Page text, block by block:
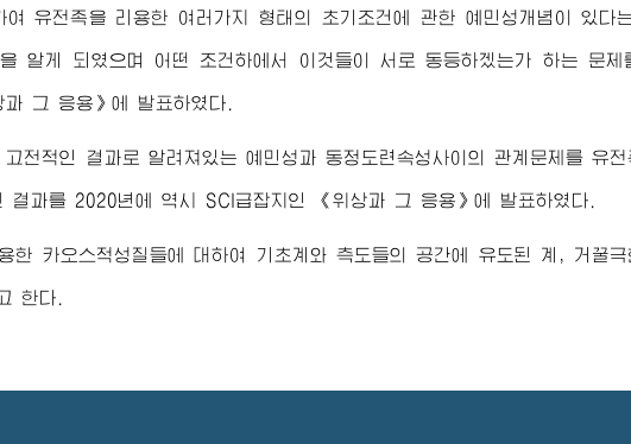
여 유전족을 리용한 여러가지 형태의 초기조건에 관한 예민성개념이 있다
알게 되였으며 어떤 조건하에서 이것들이 서로 동등하겠는가 하는 문
그 응용》에 발표하였다.
전적인 결과로 알려져있는 예민성과 동정도련속성사이의 관계문제를 유
결과를 2020년에 역시 SCI급잡지인 《위상과 그 응용》에 발표하였다.
한 카오스적성질들에 대하여 기초계와 측도들의 공간에 유도된 계, 거꿀극
한다.